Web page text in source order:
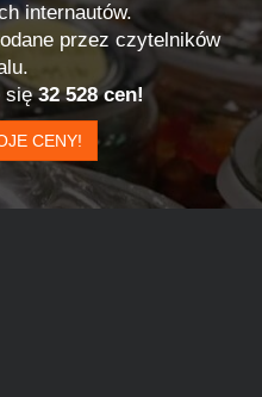
internautów.
przez czytelników
się32 528 cen!
CENY!